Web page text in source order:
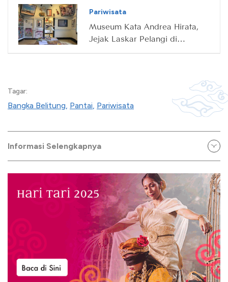
Pariwisata
Museum Kata Andrea Hirata,
Jejak Laskar Pelangi di
Tagar:
Bangka Belitung, Pantai, Pariwisata
Informasi Selengkapnya